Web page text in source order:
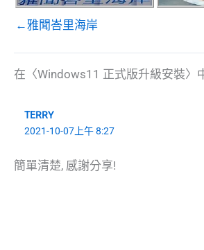
←雅聞峇里海岸
在〈Windows11 正式版升級安裝〉
TERRY
2021-10-07上午 8:27
簡單清楚, 感謝分享!